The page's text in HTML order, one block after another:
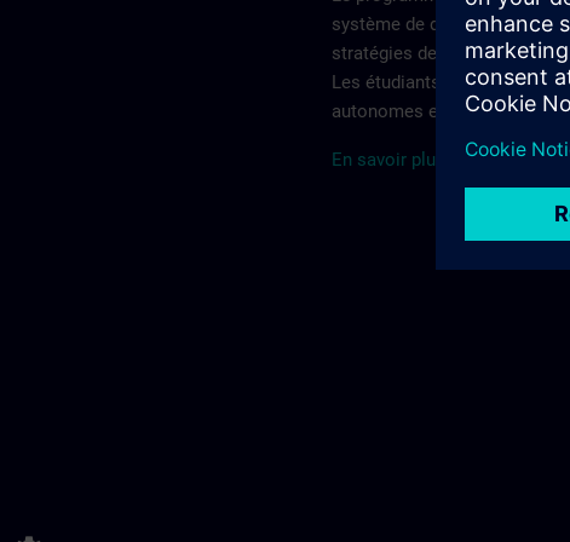
système de double training
stratégies de dépannage et
Les étudiants titulaires
autonomes et professionnels.
En savoir plus sur le SMSCP